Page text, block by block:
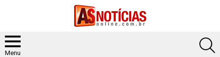
Menu